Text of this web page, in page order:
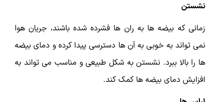
نشستن
زمانی که بیضه ها به ران ها فشرده شده باشند، جریان هوا
نمی تواند به خوبی به آن ها دسترسی پیدا کرده و دمای بیضه
ها را بالا ببرد. نشستن به شکل طبیعی و مناسب می تواند به
افزایش دمای بیضه ها کمک کند.